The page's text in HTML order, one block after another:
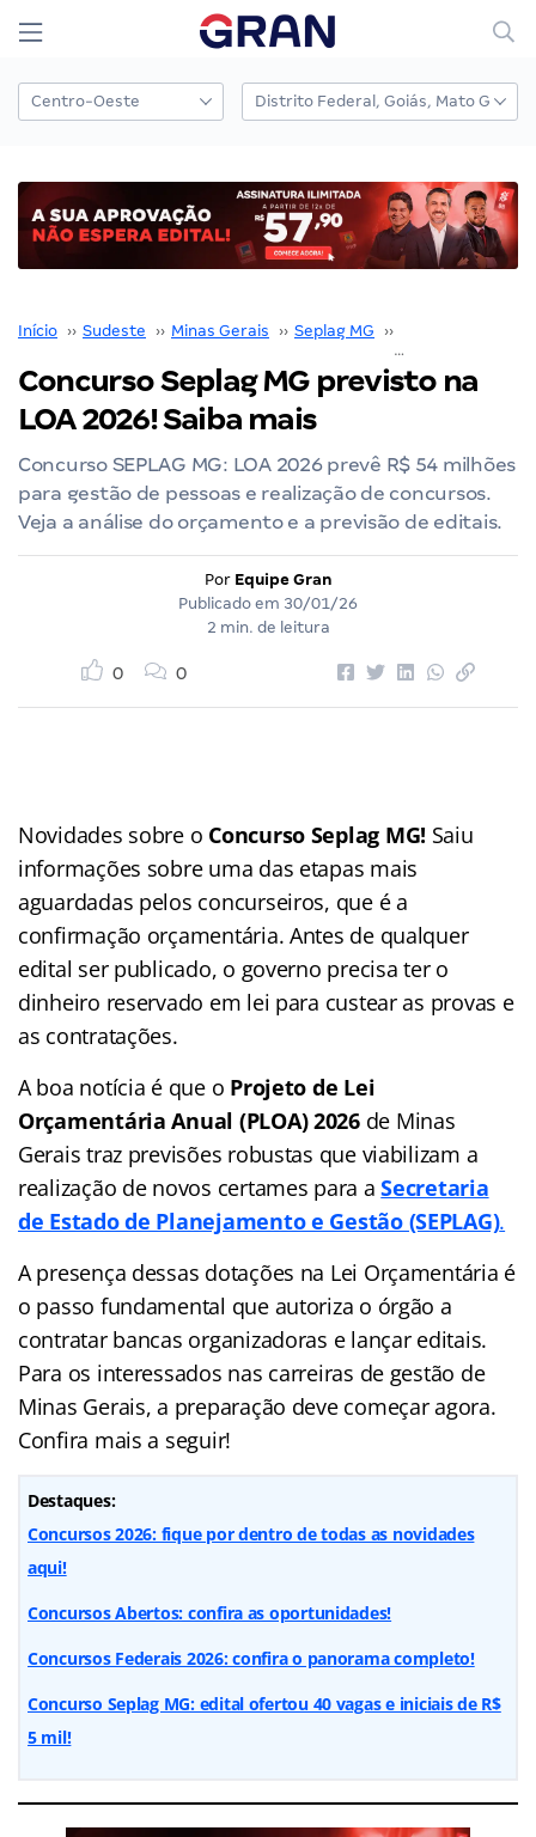
Início ›› Sudeste ›› Minas Gerais ›› Seplag MG ››
Concurso Seplag MG previsto na
LOA 2026! Saiba mais
Concurso SEPLAG MG: LOA 2026 prevê R$ 54 milhões
para gestão de pessoas e realização de concursos.
Veja a análise do orçamento e a previsão de editais.
Por Equipe Gran
Publicado em 30/01/26
2 min. de leitura
0 0
Novidades sobre o Concurso Seplag MG! Saiu
informações sobre uma das etapas mais
aguardadas pelos concurseiros, que é a
confirmação orçamentária. Antes de qualquer
edital ser publicado, o governo precisa ter o
dinheiro reservado em lei para custear as provas e
as contratações.
A boa notícia é que o Projeto de Lei
Orçamentária Anual (PLOA) 2026de Minas
Gerais traz previsões robustas que viabilizam a
realização de novos certames para aSecretaria
de Estado de Planejamento e Gestão (SEPLAG).
A presença dessas dotações na Lei Orçamentária é
o passo fundamental que autoriza o órgão a
contratar bancas organizadoras e lançar editais.
Para os interessados nas carreiras de gestão de
Minas Gerais, a preparação deve começar agora.
Confira mais a seguir!
Destaques:
Concursos 2026: fique por dentro de todas as novidades
aqui!
Concursos Abertos: confira as oportunidades!
Concursos Federais 2026: confira o panorama completo!
Concurso Seplag MG: edital ofertou 40 vagas e iniciais de R$
5 mil!